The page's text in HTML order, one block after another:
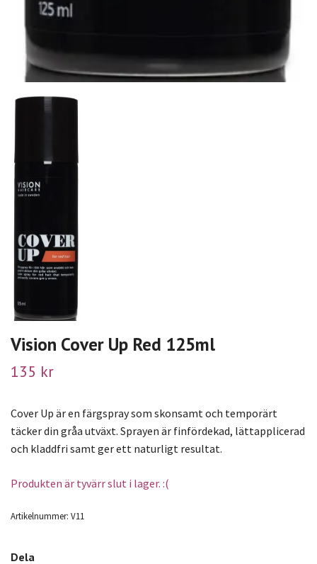
Vision Cover Up Red 125ml
135 kr
Cover Up är en färgspray som skonsamt och temporärt
täcker din gråa utväxt. Sprayen är finfördekad, lättapplicerad
och kladdfri samt ger ett naturligt resultat.
Produkten är tyvärr slut i lager. :(
Artikelnummer: V11
Dela